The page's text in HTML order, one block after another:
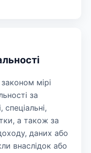
мірі
за
спеціальні,
а також за
даних або
внаслідок або